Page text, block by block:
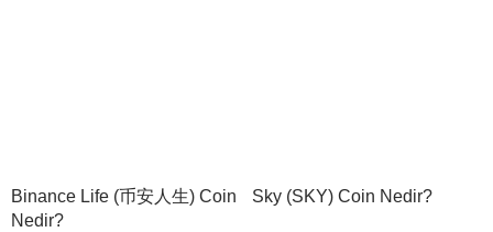
Binance Life (币安人生) Coin
Nedir?
Sky (SKY) Coin Nedir?